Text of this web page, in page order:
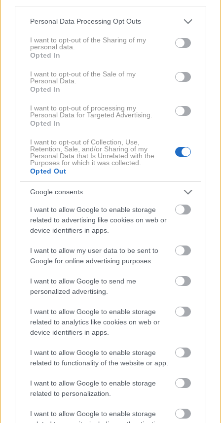
Please note that this website/app uses one or more Google
not limited to your visit or usage behaviour. You may click to
grant or deny consent to Google and its third-party tags to
use your data for below specified purposes in below Google
consent section.
Personal Data Processing Opt Outs
I want to opt-out of the Sharing of my
personal data.
Opted In
I want to opt-out of the Sale of my
Personal Data.
Opted In
I want to opt-out of processing my
Personal Data for Targeted Advertising.
Opted In
I want to opt-out of Collection, Use,
Retention, Sale, and/or Sharing of my
Personal Data that Is Unrelated with the
Purposes for which it was collected.
Opted Out
Google consents
I want to allow Google to enable storage
related to advertising like cookies on web or
device identifiers in apps.
I want to allow my user data to be sent to
Google for online advertising purposes.
I want to allow Google to send me
personalized advertising.
I want to allow Google to enable storage
related to analytics like cookies on web or
device identifiers in apps.
I want to allow Google to enable storage
related to functionality of the website or app.
I want to allow Google to enable storage
related to personalization.
I want to allow Google to enable storage
(680 KM)moči in do 1.100 Nm navora, s čimer je
postal najzmogljivejši serijski Rolls-Royce doslej. Do
100 km/h pospeši v 4,3 sekunde.
4 / 17
Rolls-Royce
Oblikovalci so se odločili, da osnovne silhuete ne
bodo spreminjali. Dolga motorna maska, kupejevska
strešna linija in razdeljeni žarometi ostajajo zaščitni
znak modela. Novost je predvsem nekaj dodatnih
barvnih kombinacij ter nova 23-palčna platišča. Pri
izvedbi Black Badge so pripravili tudi paket mat črnih
zunanjih dodatkov, ki avtomobilu daje nekoliko bolj
temačen in izrazit videz.
Še več sprememb se skriva v potniški kabini. Kupci
lahko po novem izbirajo med dodatnimi materiali in
tekstilna obloga iz bambusovih vlaken. V
milijonov šivov, izdelava nekaterih notranjih
elementov pa zahteva več kot dan ročnega dela.